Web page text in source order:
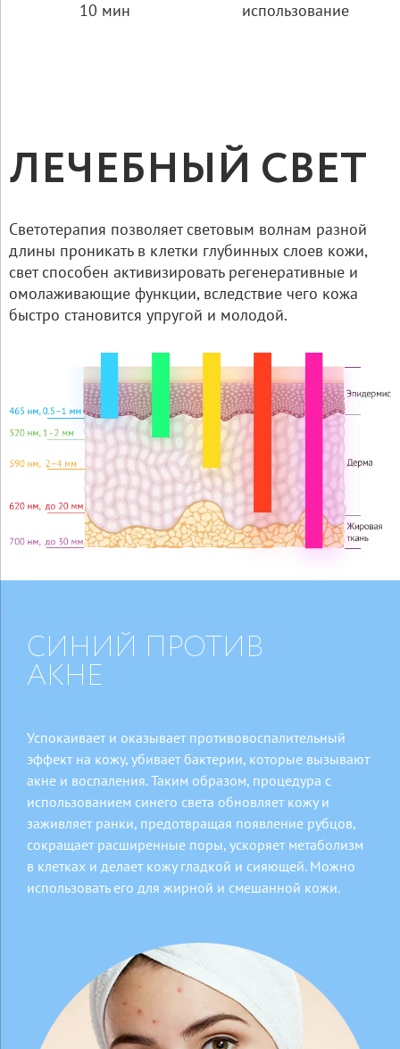
10 мин использование
ЛЕЧЕБНЫЙ СВЕТ
Светотерапия позволяет световым волнам разной
длины проникать в клетки глубинных слоев кожи,
свет способен активизировать регенеративные и
омолаживающие функции, вследствие чего кожа
быстро становится упругой и молодой.
СИНИЙ ПРОТИВ
АКНЕ
Успокаивает и оказывает противовоспалительный
эффект на кожу, убивает бактерии, которые вызывают
акне и воспаления. Таким образом, процедура с
использованием синего света обновляет кожу и
заживляет ранки, предотвращая появление рубцов,
сокращает расширенные поры, ускоряет метаболизм
в клетках и делает кожу гладкой и сияющей. Можно
использовать его для жирной и смешанной кожи.